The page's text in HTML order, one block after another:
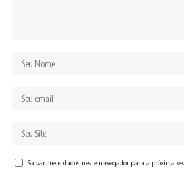
Salvar meus dados neste navegador para a próxima